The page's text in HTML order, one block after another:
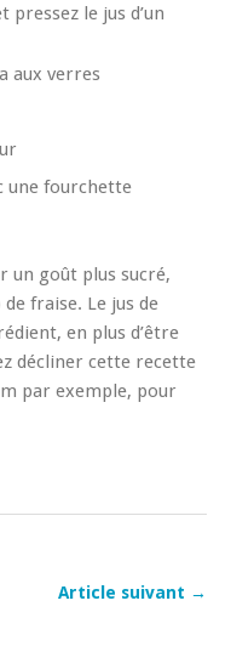
pressez le jus d’un
aux verres
une fourchette
un goût plus sucré,
fraise. Le jus de
en plus d’être
décliner cette recette
par exemple, pour
Article suivant →